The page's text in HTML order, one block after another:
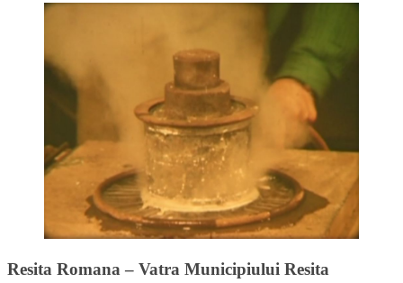
Resita Romana – Vatra Municipiului Resita